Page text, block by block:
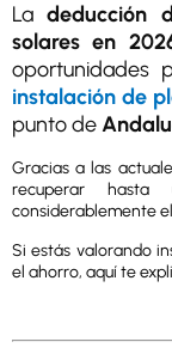
Ladeducción
solares en
oportunidades
instalación de
punto de
Gracias a las
recuperar
considerablemente
Si estás valorando
el ahorro, aquí te